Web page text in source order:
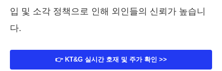
입 및 소각 정책으로 인해 외인들의 신뢰가 높습니
다.
👉 KT&G 실시간 호재 및 주가 확인 >>